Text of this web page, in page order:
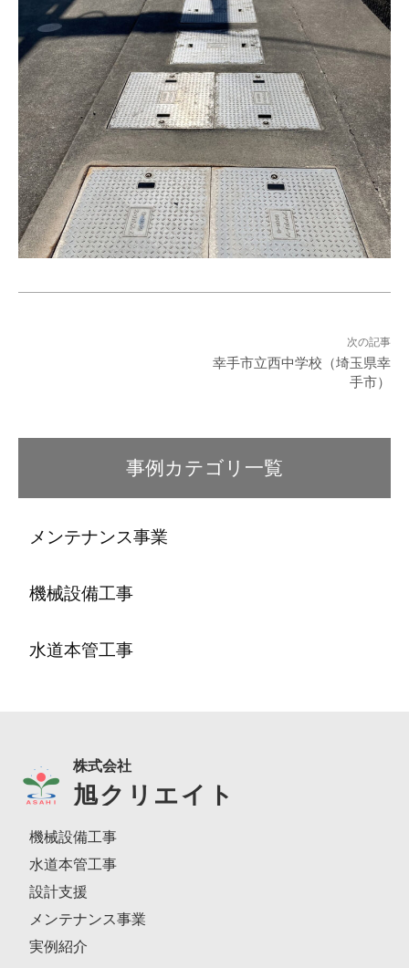
次の記事
幸手市立西中学校（埼玉県幸
手市）
事例カテゴリ一覧
メンテナンス事業
機械設備工事
水道本管工事
株式会社
旭クリエイト
機械設備工事
水道本管工事
設計支援
メンテナンス事業
実例紹介